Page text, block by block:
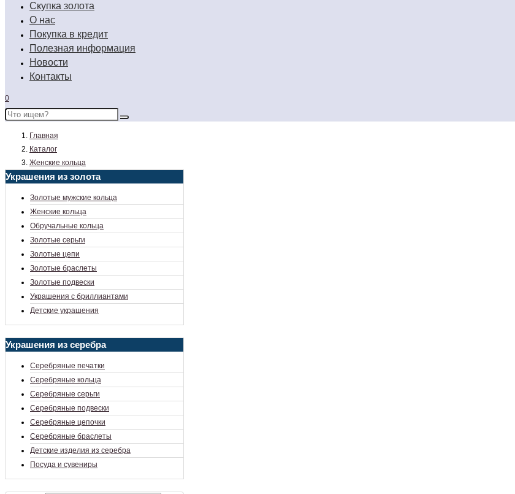
Скупка золота
О нас
Покупка в кредит
Полезная информация
Новости
Контакты
0
Главная
Каталог
Женские кольца
Украшения из золота
Золотые мужские кольца
Женские кольца
Обручальные кольца
Золотые серьги
Золотые цепи
Золотые браслеты
Золотые подвески
Украшения с бриллиантами
Детские украшения
Украшения из серебра
Серебряные печатки
Серебряные кольца
Серебряные серьги
Серебряные подвески
Серебряные цепочки
Серебряные браслеты
Детские изделия из серебра
Посуда и сувениры